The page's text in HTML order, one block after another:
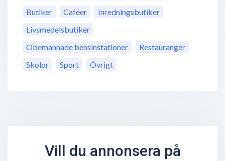
Butiker
Caféer
Inredningsbutiker
Livsmedelsbutiker
Obemannade bensinstationer
Restauranger
Skolor
Sport Övrigt
Vill du annonsera på